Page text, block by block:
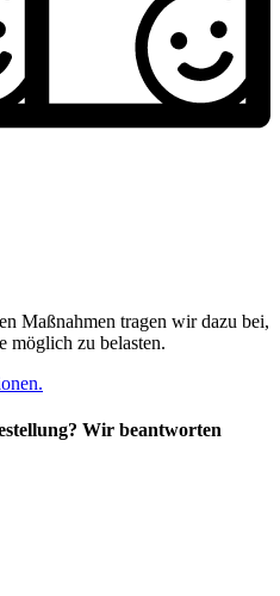
Maßnahmen tragen wir dazu bei,
zu belasten.
Wir beantworten